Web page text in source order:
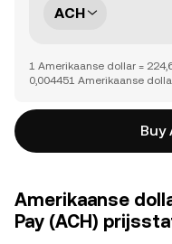
ACH
1 Amerikaanse dollar =
0,004451 Amerikaanse
Buy
Amerikaanse
Pay (ACH)